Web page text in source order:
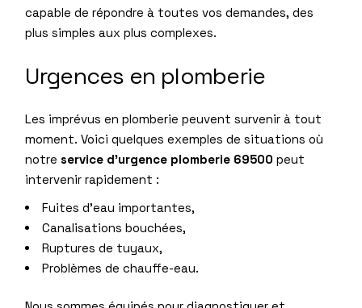
capable de répondre à toutes vos demandes, des
plus simples aux plus complexes.
Urgences en plomberie
Les imprévus en plomberie peuvent survenir à tout
moment. Voici quelques exemples de situations où
notreservice d’urgence plomberie 69500 peut
intervenir rapidement :
Fuites d’eau importantes,
Canalisations bouchées,
Ruptures de tuyaux,
Problèmes de chauffe-eau.